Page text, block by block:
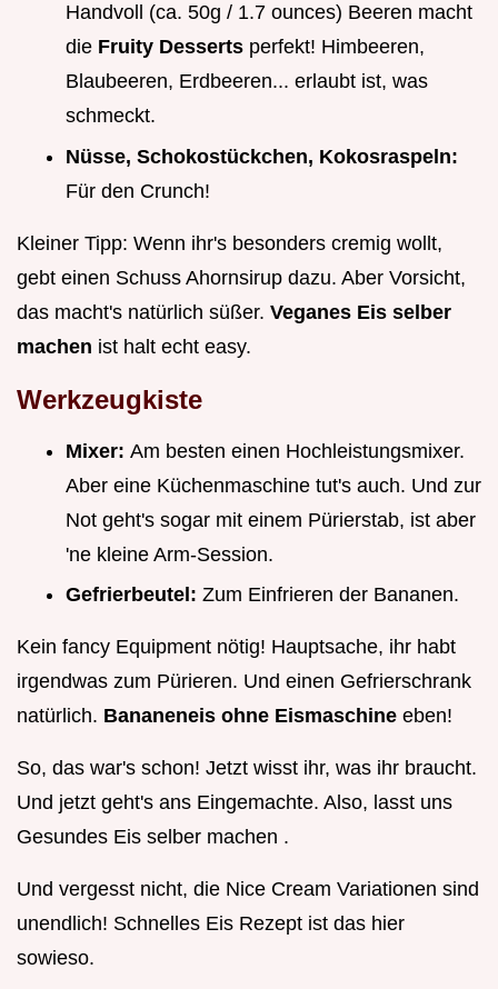
Handvoll (ca. 50g / 1.7 ounces) Beeren macht
die Fruity Desserts perfekt! Himbeeren,
Blaubeeren, Erdbeeren... erlaubt ist, was
schmeckt.
Nüsse, Schokostückchen, Kokosraspeln:
Für den Crunch!
Kleiner Tipp: Wenn ihr's besonders cremig wollt,
gebt einen Schuss Ahornsirup dazu. Aber Vorsicht,
das macht's natürlich süßer. Veganes Eis selber
machen ist halt echt easy.
Werkzeugkiste
Mixer: Am besten einen Hochleistungsmixer.
Aber eine Küchenmaschine tut's auch. Und zur
Not geht's sogar mit einem Pürierstab, ist aber
'ne kleine Arm-Session.
Gefrierbeutel: Zum Einfrieren der Bananen.
Kein fancy Equipment nötig! Hauptsache, ihr habt
irgendwas zum Pürieren. Und einen Gefrierschrank
natürlich. Bananeneis ohne Eismaschine eben!
So, das war's schon! Jetzt wisst ihr, was ihr braucht.
Und jetzt geht's ans Eingemachte. Also, lasst uns
Gesundes Eis selber machen .
Und vergesst nicht, die Nice Cream Variationen sind
unendlich! Schnelles Eis Rezept ist das hier
sowieso.